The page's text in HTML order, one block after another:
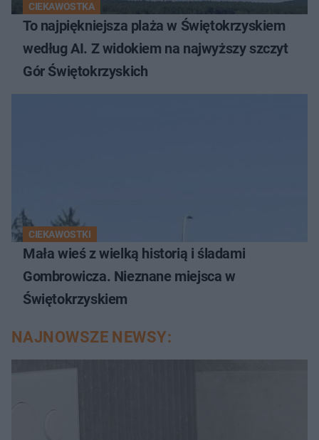
CIEKAWOSTKA
To najpiękniejsza plaża w Świętokrzyskiem
według AI. Z widokiem na najwyższy szczyt
Gór Świętokrzyskich
CIEKAWOSTKI
Mała wieś z wielką historią i śladami
Gombrowicza. Nieznane miejsca w
Świętokrzyskiem
NAJNOWSZE NEWSY: